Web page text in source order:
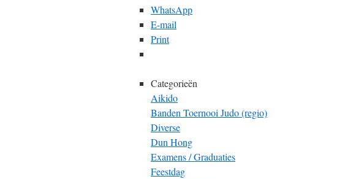
WhatsApp
E-mail
Print
Categorieën
Aikido
Banden Toernooi Judo (regio)
Diverse
Dun Hong
Examens / Graduaties
Feestdag